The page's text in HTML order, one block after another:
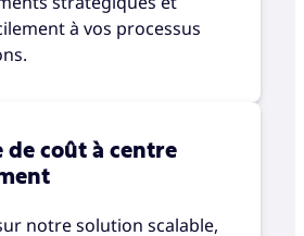
à vos processus
de coût à centre
notre solution scalable,